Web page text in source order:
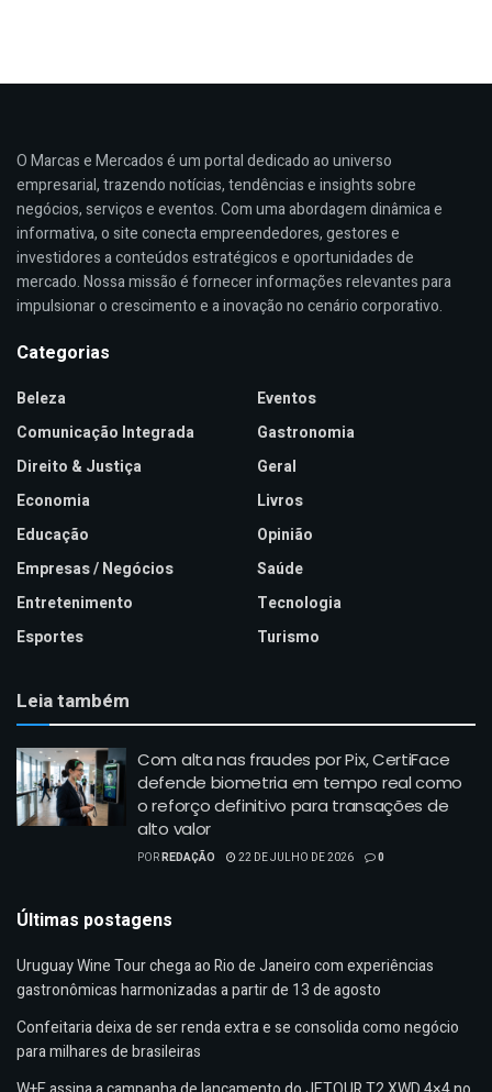
O Marcas e Mercados é um portal dedicado ao universo
empresarial, trazendo notícias, tendências e insights sobre
negócios, serviços e eventos. Com uma abordagem dinâmica e
informativa, o site conecta empreendedores, gestores e
investidores a conteúdos estratégicos e oportunidades de
mercado. Nossa missão é fornecer informações relevantes para
impulsionar o crescimento e a inovação no cenário corporativo.
Categorias
Beleza
Comunicação Integrada
Direito & Justiça
Economia
Educação
Empresas / Negócios
Entretenimento
Esportes
Eventos
Gastronomia
Geral
Livros
Opinião
Saúde
Tecnologia
Turismo
Leia também
Com alta nas fraudes por Pix, CertiFace
defende biometria em tempo real como
o reforço definitivo para transações de
alto valor
PORREDAÇÃO 22 DE JULHO DE 2026 0
Últimas postagens
Uruguay Wine Tour chega ao Rio de Janeiro com experiências
gastronômicas harmonizadas a partir de 13 de agosto
Confeitaria deixa de ser renda extra e se consolida como negócio
para milhares de brasileiras